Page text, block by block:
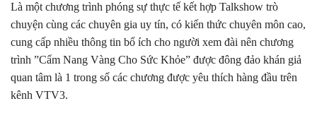
Là một chương trình phóng sự thực tế kết hợp Talkshow trò
chuyện cùng các chuyên gia uy tín, có kiến thức chuyên môn cao,
cung cấp nhiều thông tin bổ ích cho người xem đài nên chương
trình ”Cẩm Nang Vàng Cho Sức Khỏe” được đông đảo khán giả
quan tâm là 1 trong số các chương được yêu thích hàng đầu trên
kênh VTV3.